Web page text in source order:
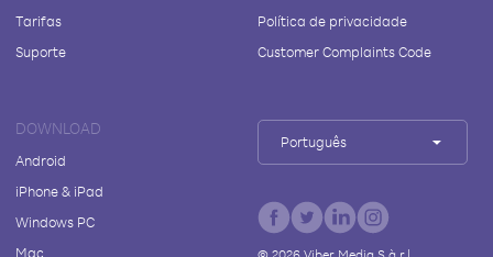
Tarifas
Suporte
Política de privacidade
Customer Complaints Code
DOWNLOAD
Android
iPhone & iPad
Windows PC
Mac
Português